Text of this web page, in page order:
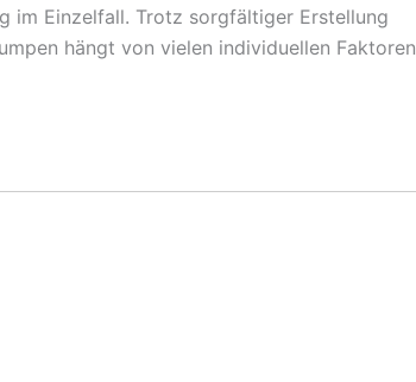
im Einzelfall. Trotz sorgfältiger Erstellung
hängt von vielen individuellen Faktoren